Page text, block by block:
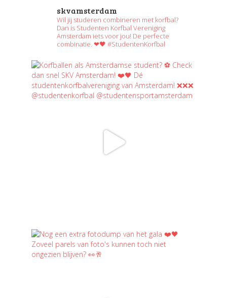
skvamsterdam
Wil jij studeren combineren met korfbal?
Dan is Studenten Korfbal Vereniging
Amsterdam iets voor jou! De perfecte
combinatie. ❤🖤 #StudentenKorfbal